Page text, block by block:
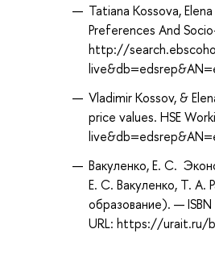
Tatiana Kossova,
Preferences And
http://
Vladimir Kossov, &
price values. HSE
Вакуленко, Е. С.
Е. С. Вакуленко, Т.
образование). —
URL: https://urait.ru/